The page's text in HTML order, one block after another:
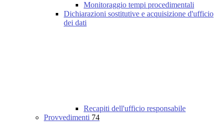
Monitoraggio tempi procedimentali
Dichiarazioni sostitutive e acquisizione d'ufficio
dei dati
Recapiti dell'ufficio responsabile
Provvedimenti 74